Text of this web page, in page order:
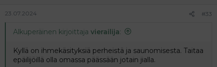
23.07.2024 #33
Alkuperäinen kirjoittaja vierailija:
Kyllä on ihmekäsityksiä perheistä ja saunomisesta. Taitaa
epäilijöillä olla omassa päässään jotain jialla.